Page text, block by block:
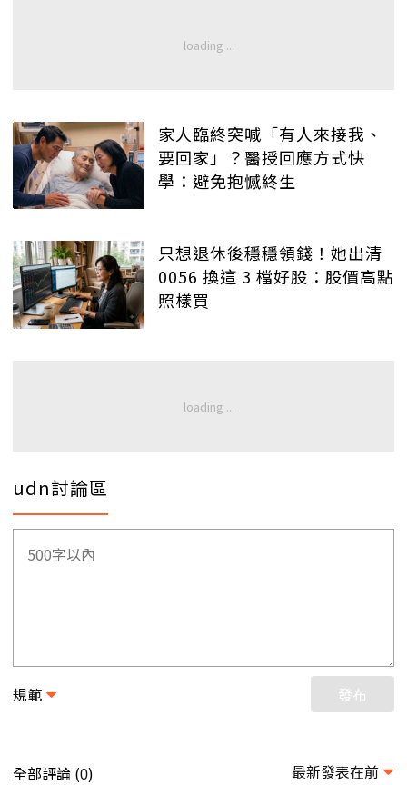
家人臨終突喊「有人來接我、
要回家」？醫授回應方式快
學：避免抱憾終生
只想退休後穩穩領錢！她出清
0056 換這 3 檔好股：股價高點
照樣買
udn討論區
規範 發布
全部評論 (0) 最新發表在前